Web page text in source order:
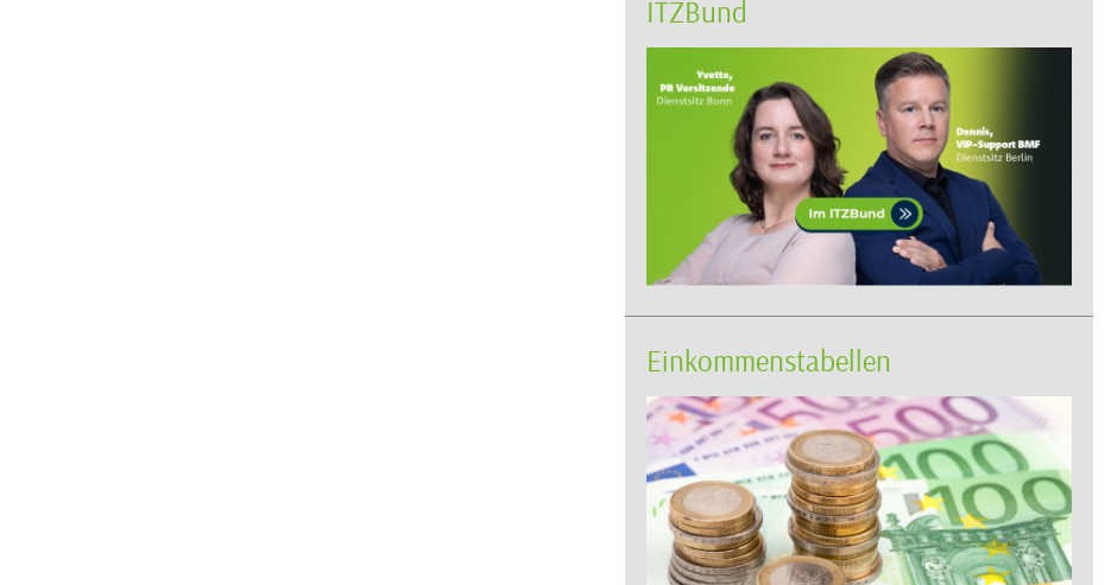
ITZBund
Einkommenstabellen